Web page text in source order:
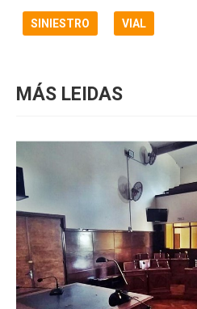
SINIESTRO VIAL
MÁS LEIDAS